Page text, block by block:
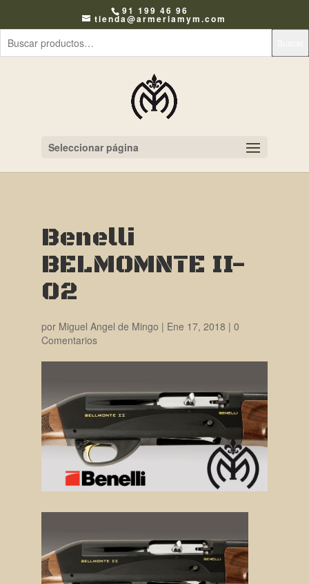
91 199 46 96
tienda@armeriamym.com
Seleccionar página
Benelli
BELMOMNTE II-
02
por Miguel Angel de Mingo | Ene 17, 2018 | 0
Comentarios